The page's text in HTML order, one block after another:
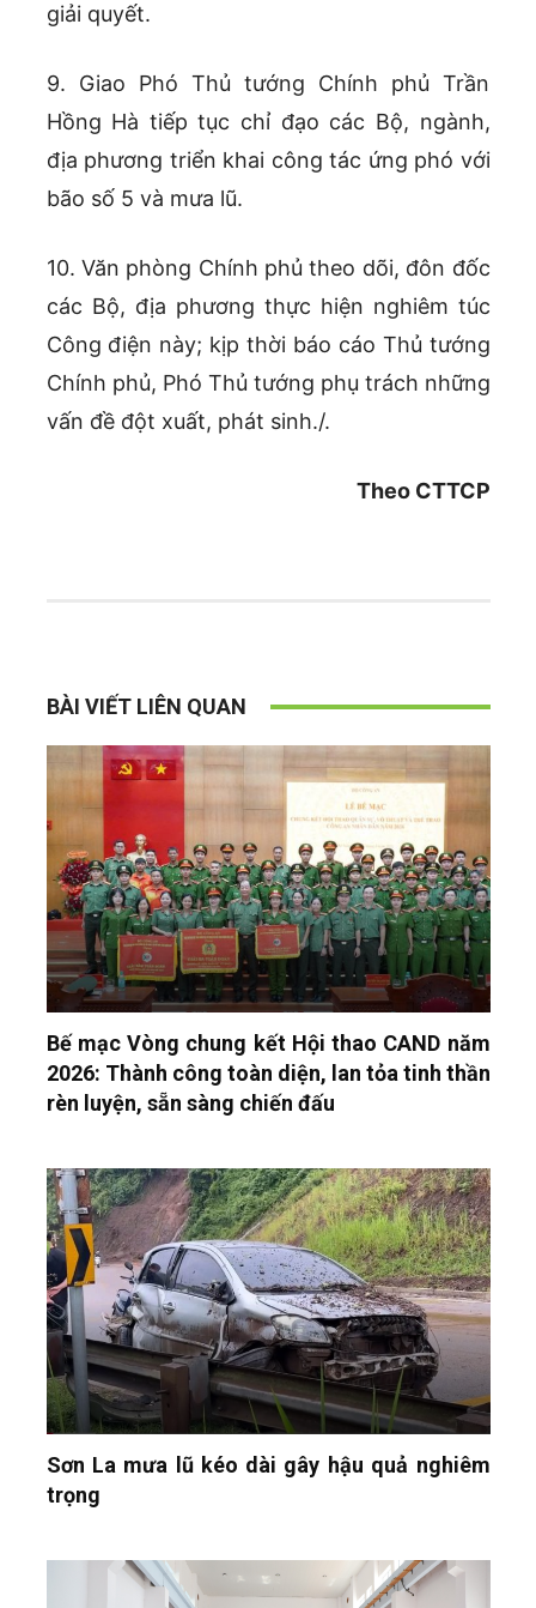
giải quyết.
9. Giao Phó Thủ tướng Chính phủ Trần
Hồng Hà tiếp tục chỉ đạo các Bộ, ngành,
địa phương triển khai công tác ứng phó với
bão số 5 và mưa lũ.
10. Văn phòng Chính phủ theo dõi, đôn đốc
các Bộ, địa phương thực hiện nghiêm túc
Công điện này; kịp thời báo cáo Thủ tướng
Chính phủ, Phó Thủ tướng phụ trách những
vấn đề đột xuất, phát sinh./.
Theo CTTCP
BÀI VIẾT LIÊN QUAN
Bế mạc Vòng chung kết Hội thao CAND năm
2026: Thành công toàn diện, lan tỏa tinh thần
rèn luyện, sẵn sàng chiến đấu
Sơn La mưa lũ kéo dài gây hậu quả nghiêm
trọng